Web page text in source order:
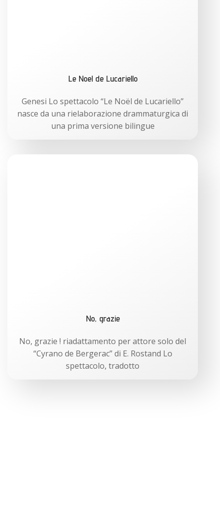
Le Noel de Lucariello
Genesi Lo spettacolo “Le Noël de Lucariello”
nasce da una rielaborazione drammaturgica di
una prima versione bilingue
No, grazie
No, grazie ! riadattamento per attore solo del
“Cyrano de Bergerac” di E. Rostand Lo
spettacolo, tradotto